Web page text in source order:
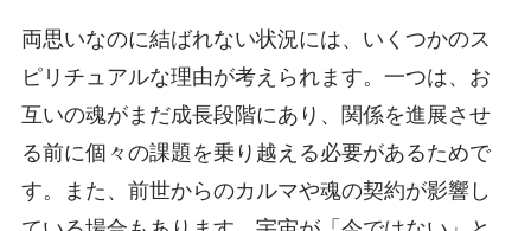
両思いなのに結ばれない状況には、いくつかのス
ピリチュアルな理由が考えられます。一つは、お
互いの魂がまだ成長段階にあり、関係を進展させ
る前に個々の課題を乗り越える必要があるためで
す。また、前世からのカルマや魂の契約が影響し